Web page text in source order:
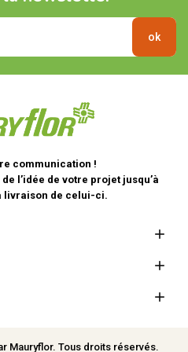
communication !
l’idée de votre projet jusqu’à
livraison de celui-ci.



Mauryflor. Tous droits réservés.